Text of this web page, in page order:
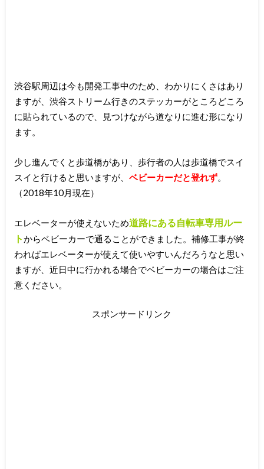
渋谷駅周辺は今も開発工事中のため、わかりにくさはあり
ますが、渋谷ストリーム行きのステッカーがところどころ
に貼られているので、見つけながら道なりに進む形になり
ます。
少し進んでくと歩道橋があり、歩行者の人は歩道橋でスイ
スイと行けると思いますが、 ベビーカーだと登れず。
（2018年10月現在）
エレベーターが使えないため道路にある自転車専用ルー
トからベビーカーで通ることができました。補修工事が終
わればエレベーターが使えて使いやすいんだろうなと思い
ますが、近日中に行かれる場合でベビーカーの場合はご注
意ください。
スポンサードリンク